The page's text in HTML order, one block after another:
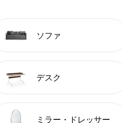
ソファ
デスク
ミラー・ドレッサー